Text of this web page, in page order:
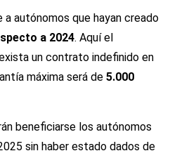
a autónomos que hayan creado
a 2024. Aquí el
un contrato indefinido en
máxima será de 5.000
beneficiarse los autónomos
sin haber estado dados de